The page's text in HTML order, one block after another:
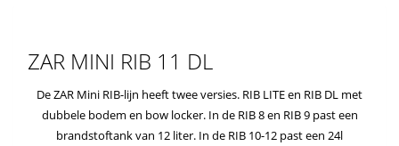
ZAR MINI RIB 11 DL
De ZAR Mini RIB-lijn heeft twee versies. RIB LITE en RIB DL met
dubbele bodem en bow locker. In de RIB 8 en RIB 9 past een
brandstoftank van 12 liter. In de RIB 10-12 past een 24l